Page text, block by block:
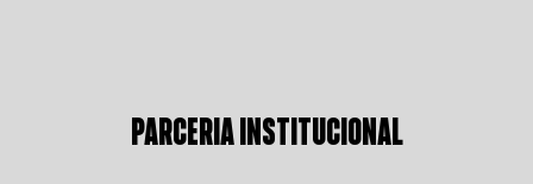
PARCERIA INSTITUCIONAL